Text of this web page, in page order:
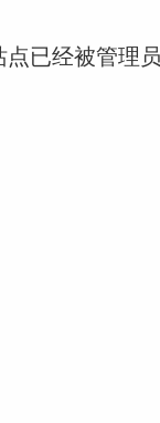
点已经被管理